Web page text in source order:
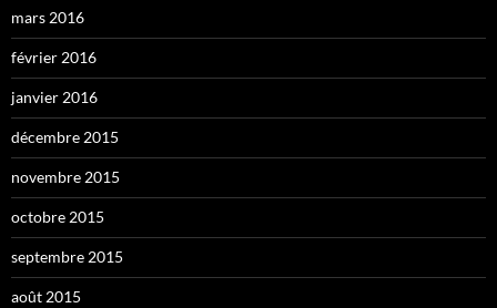
mars 2016
février 2016
janvier 2016
décembre 2015
novembre 2015
octobre 2015
septembre 2015
août 2015